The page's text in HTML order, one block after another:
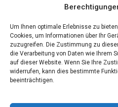
Um Ihnen optimale Erlebnisse zu
Cookies, um Informationen über Ihr
zuzugreifen. Die Zustimmung zu
die Verarbeitung von Daten wie Ihrem
auf dieser Website. Wenn Sie Ihre
widerrufen, kann dies bestimmte
beeinträchtigen.
Tipps für günstige Parkplätze am
5 Dinge, die Sie tun müssen, wenn